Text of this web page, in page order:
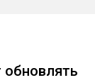
обновлять